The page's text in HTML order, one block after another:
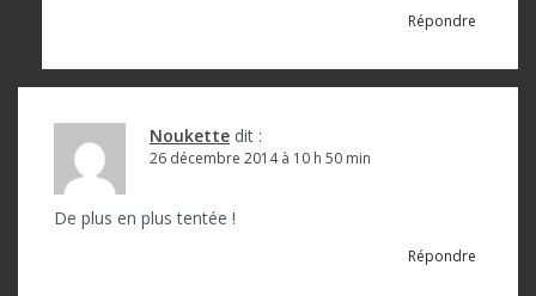
Répondre
Noukette dit :
26 décembre 2014 à 10 h 50 min
De plus en plus tentée !
Répondre